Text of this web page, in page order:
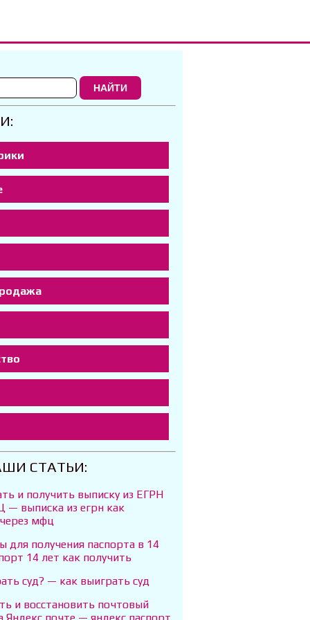
НАЙТИ
СТАТЬИ:
и получить выписку из ЕГРН
— выписка из егрн как
мфц
для получения паспорта в 14
14 лет как получить
суд? — как выиграть суд
и восстановить почтовый